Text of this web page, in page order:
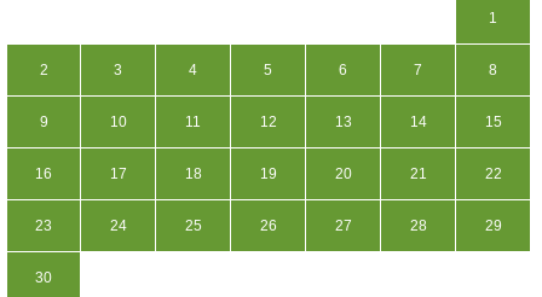
1
2 3 4 5 6 7 8
9 10 11 12 13 14 15
16 17 18 19 20 21 22
23 24 25 26 27 28 29
30